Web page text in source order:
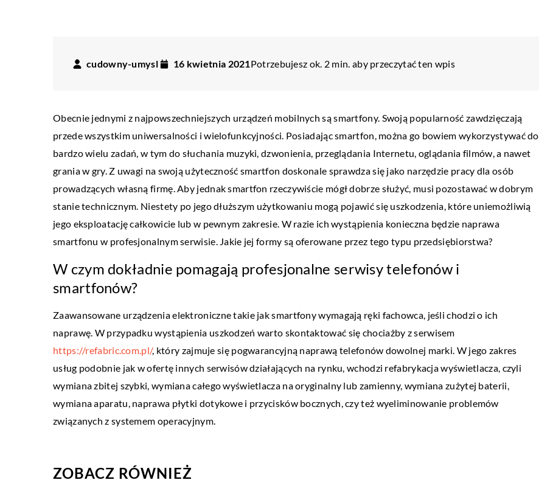
cudowny-umysl 16 kwietnia 2021 Potrzebujesz ok. 2 min. aby przeczytać ten wpis
Obecnie jednymi z najpowszechniejszych urządzeń mobilnych są smartfony. Swoją popularność zawdzięczają
przede wszystkim uniwersalności i wielofunkcyjności. Posiadając smartfon, można go bowiem wykorzystywać do
bardzo wielu zadań, w tym do słuchania muzyki, dzwonienia, przeglądania Internetu, oglądania filmów, a nawet
grania w gry. Z uwagi na swoją użyteczność smartfon doskonale sprawdza się jako narzędzie pracy dla osób
prowadzących własną firmę. Aby jednak smartfon rzeczywiście mógł dobrze służyć, musi pozostawać w dobrym
stanie technicznym. Niestety po jego dłuższym użytkowaniu mogą pojawić się uszkodzenia, które uniemożliwią
jego eksploatację całkowicie lub w pewnym zakresie. W razie ich wystąpienia konieczna będzie naprawa
smartfonu w profesjonalnym serwisie. Jakie jej formy są oferowane przez tego typu przedsiębiorstwa?
W czym dokładnie pomagają profesjonalne serwisy telefonów i
smartfonów?
Zaawansowane urządzenia elektroniczne takie jak smartfony wymagają ręki fachowca, jeśli chodzi o ich
naprawę. W przypadku wystąpienia uszkodzeń warto skontaktować się chociażby z serwisem
https://refabric.com.pl/, który zajmuje się pogwarancyjną naprawą telefonów dowolnej marki. W jego zakres
usług podobnie jak w ofertę innych serwisów działających na rynku, wchodzi refabrykacja wyświetlacza, czyli
wymiana zbitej szybki, wymiana całego wyświetlacza na oryginalny lub zamienny, wymiana zużytej baterii,
wymiana aparatu, naprawa płytki dotykowe i przycisków bocznych, czy też wyeliminowanie problemów
związanych z systemem operacyjnym.
ZOBACZ RÓWNIEŻ
TECH
11 marca 2019
odpowiedniego aparatu, który z jednej strony
będzie spełniał ich oczekiwania w […]
BIZNES I MARKETING
19 marca 2020